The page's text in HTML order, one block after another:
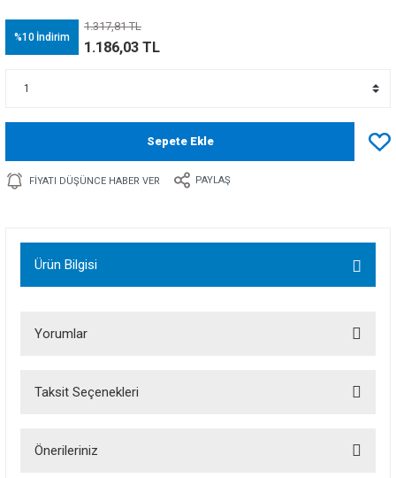
%10 İndirim
1.317,81 TL
1.186,03 TL
Sepete Ekle
FIYATI DÜŞÜNCE HABER VER PAYLAŞ
Ürün Bilgisi
Yorumlar
Taksit Seçenekleri
Önerileriniz